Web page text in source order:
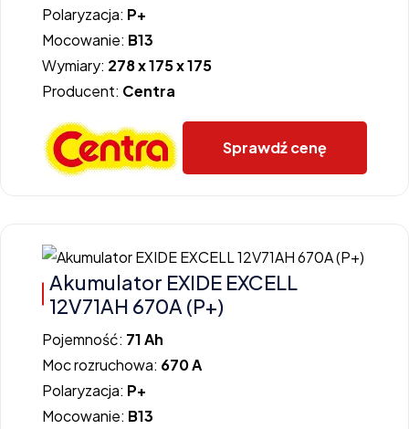
Polaryzacja: P+
Mocowanie: B13
Wymiary: 278 x 175 x 175
Producent: Centra
Sprawdź cenę
Akumulator EXIDE EXCELL
12V71AH 670A (P+)
Pojemność: 71 Ah
Moc rozruchowa: 670 A
Polaryzacja: P+
Mocowanie: B13